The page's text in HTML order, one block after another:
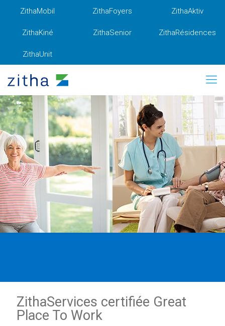
ZithaMobil ZithaFoyers ZithaAktiv
ZithaKiné ZithaSenior ZithaRésidences
ZithaUnit
ZithaServices certifiée Great
Place To Work